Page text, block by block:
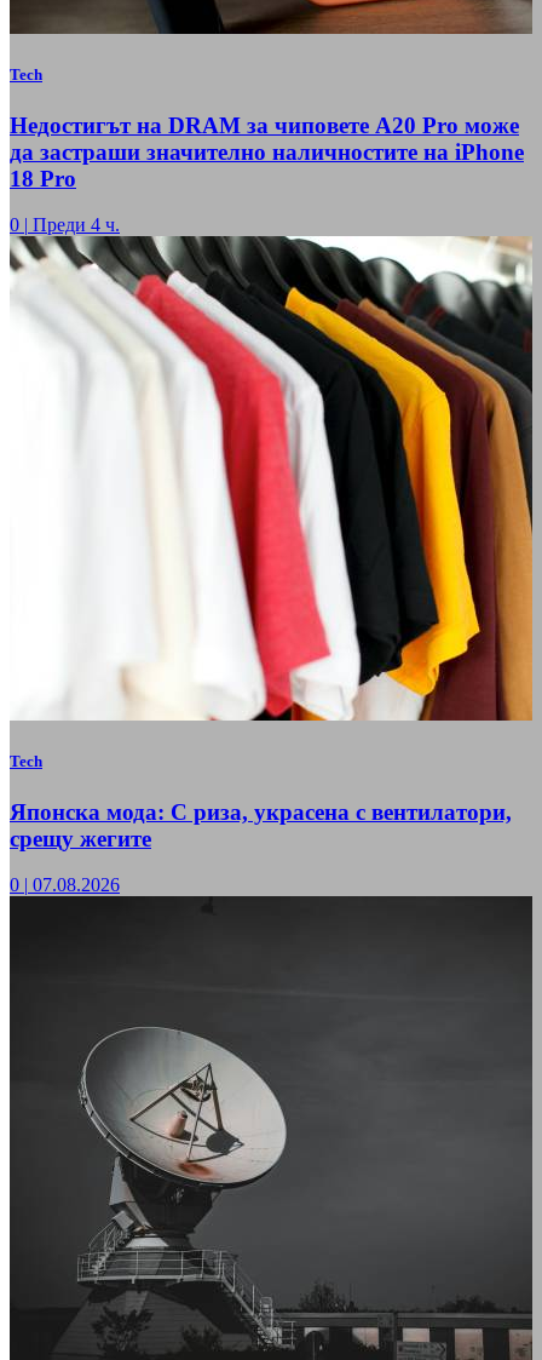
Tech
Недостигът на DRAM за чиповете A20 Pro може
да застраши значително наличностите на iPhone
18 Pro
0 | Преди 4 ч.
Tech
Японска мода: С риза, украсена с вентилатори,
срещу жегите
0 | 07.08.2026